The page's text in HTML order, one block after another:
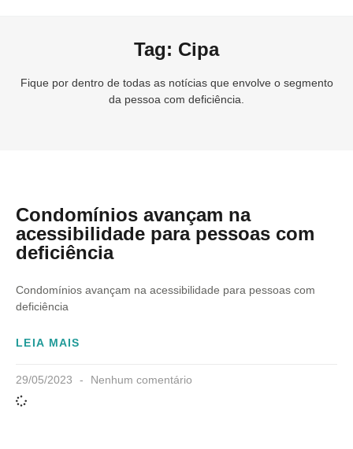
Tag: Cipa
Fique por dentro de todas as notícias que envolve o segmento
da pessoa com deficiência.
Condomínios avançam na
acessibilidade para pessoas com
deficiência
Condomínios avançam na acessibilidade para pessoas com
deficiência
LEIA MAIS
29/05/2023 Nenhum comentário